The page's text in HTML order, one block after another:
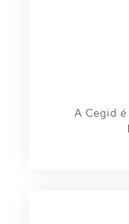
A Cegid